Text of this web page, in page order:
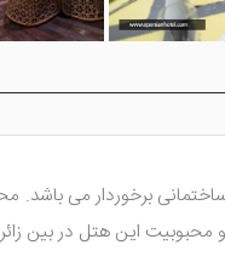
ساخته شد که از 7 طبقه ساختمانی